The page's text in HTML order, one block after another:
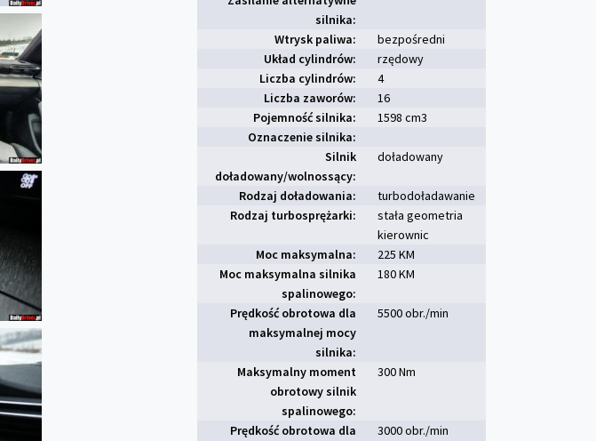
silnika:
Wtrysk paliwa:
bezpośredni
Układ cylindrów:
rzędowy
Liczba cylindrów:
4
Liczba zaworów:
16
Pojemność silnika:
1598 cm3
Oznaczenie silnika:
Silnik
doładowany/wolnossący:
doładowany
Rodzaj doładowania:
turbodoładawanie
Rodzaj turbosprężarki:
stała geometria
kierownic
Moc maksymalna:
225 KM
Moc maksymalna silnika
spalinowego:
180 KM
Prędkość obrotowa dla
maksymalnej mocy
silnika:
5500 obr./min
Maksymalny moment
obrotowy silnik
spalinowego:
300 Nm
Prędkość obrotowa dla
3000 obr./min